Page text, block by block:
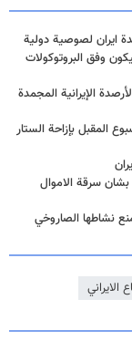
وفق البروتوكولات
الإيرانية المجمدة
المقبل بإزاحة الستار
سرقة الاموال
الايراني